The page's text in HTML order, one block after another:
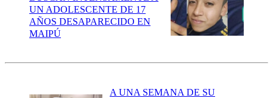
UN ADOLESCENTE DE 17
AÑOS DESAPARECIDO EN
MAIPÚ
A UNA SEMANA DE SU